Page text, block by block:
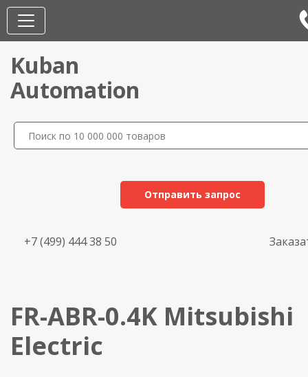
Kuban
Automation
Отправить запрос
+7 (499) 444 38 50
FR-ABR-0.4K Mitsubishi
Electric